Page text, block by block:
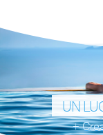
UN
+